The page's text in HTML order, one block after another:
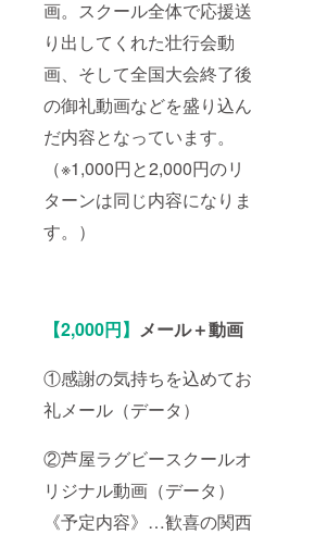
画。スクール全体で応援送
り出してくれた壮行会動
画、そして全国大会終了後
の御礼動画などを盛り込ん
だ内容となっています。
（※1,000円と2,000円のリ
ターンは同じ内容になりま
す。）
【2,000円】 メール＋動画
①感謝の気持ちを込めてお
礼メール（データ）
②芦屋ラグビースクールオ
リジナル動画（データ）
《予定内容》…歓喜の関西